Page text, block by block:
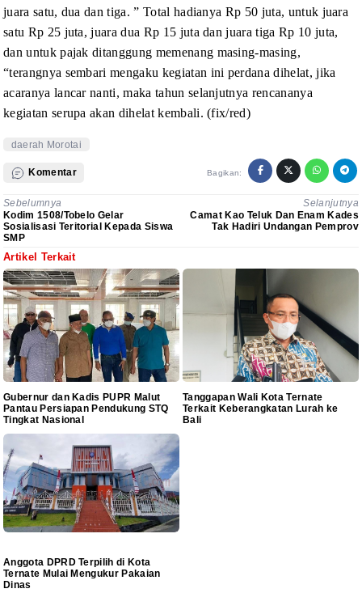
juara satu, dua dan tiga. ” Total hadianya Rp 50 juta, untuk juara
satu Rp 25 juta, juara dua Rp 15 juta dan juara tiga Rp 10 juta,
dan untuk pajak ditanggung memenang masing-masing,
“terangnya sembari mengaku kegiatan ini perdana dihelat, jika
acaranya lancar nanti, maka tahun selanjutnya rencananya
kegiatan serupa akan dihelatkembali. (fix/red)
daerah Morotai
Komentar Bagikan:
Sebelumnya
Kodim 1508/Tobelo Gelar
Sosialisasi Teritorial Kepada Siswa
SMP
Selanjutnya
Camat Kao Teluk Dan Enam Kades
Tak Hadiri Undangan Pemprov
Artikel Terkait
Gubernur dan Kadis PUPR Malut
Pantau Persiapan Pendukung STQ
Tingkat Nasional
Tanggapan Wali Kota Ternate
Terkait Keberangkatan Lurah ke
Bali
Anggota DPRD Terpilih di Kota
Ternate Mulai Mengukur Pakaian
Dinas